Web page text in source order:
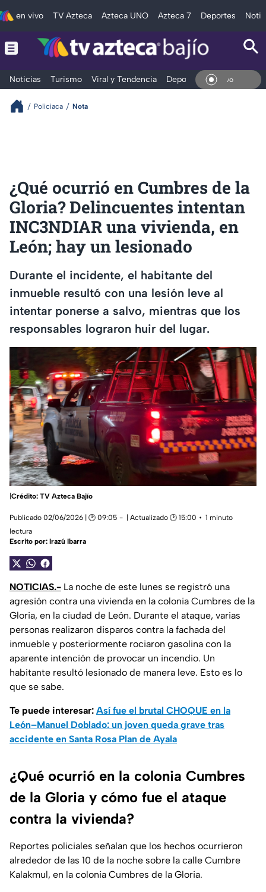
en vivo TV Azteca Azteca UNO Azteca 7 Deportes
Noticias Turismo Viral y Tendencia Deportes Espectáculos
En
Policiaca Nota
¿Qué ocurrió en Cumbres de la
Gloria? Delincuentes intentan
INC3NDIAR una vivienda, en
León; hay un lesionado
Durante el incidente, el habitante del
inmueble resultó con una lesión leve al
intentar ponerse a salvo, mientras que los
responsables lograron huir del lugar.
Crédito: TV Azteca Bajío
Publicado 02/06/2026 | 🕑 09:05 | Actualizado 🕑 15:00
1 minuto
lectura
Escrito por: Irazú Ibarra
NOTICIAS.- La noche de este lunes se registró una
agresión contra una vivienda en la colonia Cumbres de la
Gloria, en la ciudad de León. Durante el ataque, varias
personas realizaron disparos contra la fachada del
inmueble y posteriormente rociaron gasolina con la
aparente intención de provocar un incendio. Un
habitante resultó lesionado de manera leve. Esto es lo
que se sabe.
Te puede interesar: Así fue el brutal CHOQUE en la
León–Manuel Doblado: un joven queda grave tras
accidente en Santa Rosa Plan de Ayala
¿Qué ocurrió en la colonia Cumbres
de la Gloria y cómo fue el ataque
contra la vivienda?
Reportes policiales señalan que los hechos ocurrieron
alrededor de las 10 de la noche sobre la calle Cumbre
Kalakmul, en la colonia Cumbres de la Gloria.